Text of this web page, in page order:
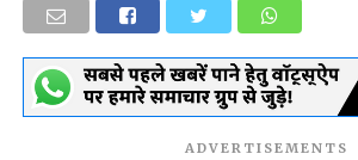
ADVERTISEMENTS